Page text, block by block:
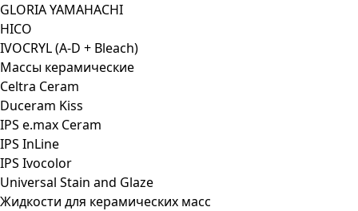
GLORIA YAMAHACHI
HICO
IVOCRYL (A-D + Bleach)
Массы керамические
Celtra Ceram
Duceram Kiss
IPS e.max Ceram
IPS InLine
IPS Ivocolor
Universal Stain and Glaze
Жидкости для керамических масс